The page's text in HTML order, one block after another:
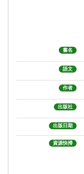
書名
語文
作者
出版社
出版日期
資源快掃